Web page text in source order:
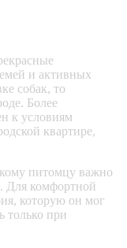
и активных
собак, то
Более
к условиям
квартире,
питомцу важно
Для комфортной
которую он мог
только при